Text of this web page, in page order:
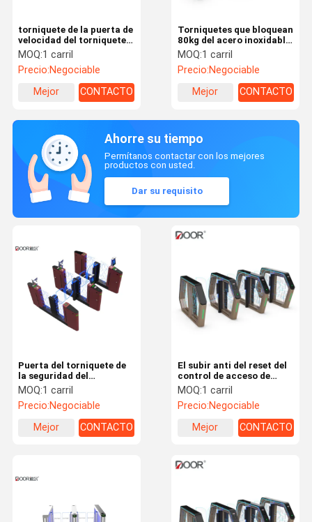
torniquete de la puerta de
velocidad del torniquete
de la velocidad del acero
inoxidable 304SUS para
el GIMNASIO del parque
de atracciones
MOQ:1 carril
Precio:Negociable
Mejor
CONTACTO
Torniquetes que bloquean
80kg del acero inoxidable
de la huella dactilar del
oscilación de alta
velocidad del torniquete
MOQ:1 carril
Precio:Negociable
Mejor
CONTACTO
Ahorre su tiempo
Permítanos contactar con los mejores
productos con usted.
Dar su requisito
El subir anti del reset del
control de acceso de
velocidad del torniquete
automático de la puerta
MOQ:1 carril
Precio:Negociable
Mejor
CONTACTO
Puerta del torniquete de
la seguridad del
reconocimiento de cara,
torniquete interior de la
puerta de oscilación
MOQ:1 carril
Precio:Negociable
Mejor
CONTACTO